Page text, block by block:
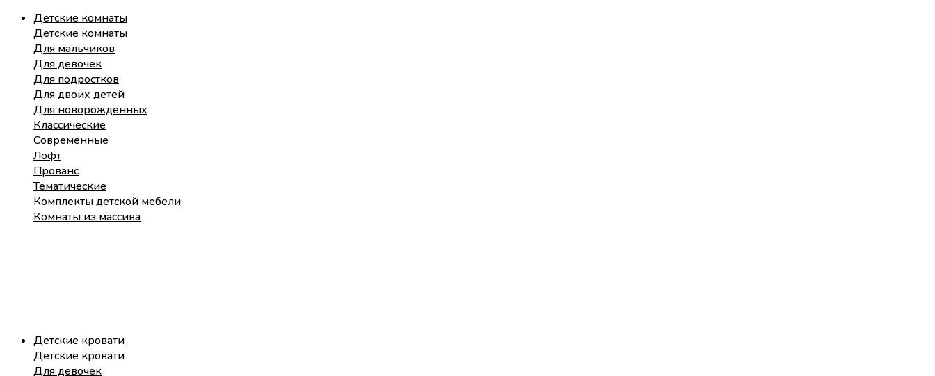
Детские комнаты
Детские комнаты
Для мальчиков
Для девочек
Для подростков
Для двоих детей
Для новорожденных
Классические
Современные
Лофт
Прованс
Тематические
Комплекты детской мебели
Комнаты из массива
Детские кровати
Детские кровати
Для девочек